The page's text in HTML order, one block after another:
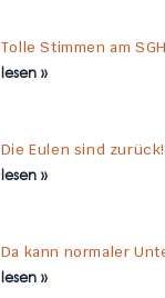
Tolle Stimmen am SGH
lesen »
Die Eulen sind zurück!
lesen »
Da kann normaler
lesen »